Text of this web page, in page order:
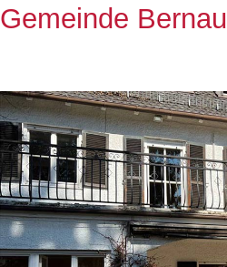
Gemeinde Bernau